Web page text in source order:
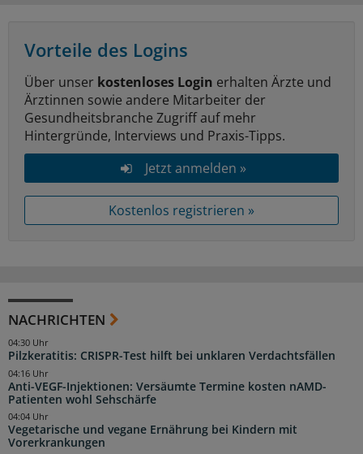
Vorteile des Logins
Über unser kostenloses Login erhalten Ärzte und
Ärztinnen sowie andere Mitarbeiter der
Gesundheitsbranche Zugriff auf mehr
Hintergründe, Interviews und Praxis-Tipps.
Jetzt anmelden »
Kostenlos registrieren »
NACHRICHTEN
Pilzkeratitis: CRISPR-Test hilft bei unklaren Verdachtsfällen
04:30 Uhr
Anti-VEGF-Injektionen: Versäumte Termine kosten nAMD-
Patienten wohl Sehschärfe
04:16 Uhr
Vegetarische und vegane Ernährung bei Kindern mit
Vorerkrankungen
04:04 Uhr